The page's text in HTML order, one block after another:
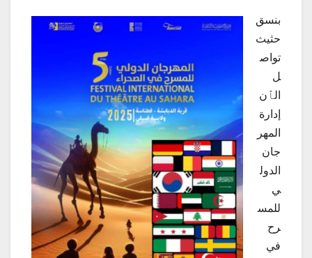
بنسق
حثيث
تواص
ل
الٱن
إدارة
المهر
جان
الدول
ي
للمس
رح
في